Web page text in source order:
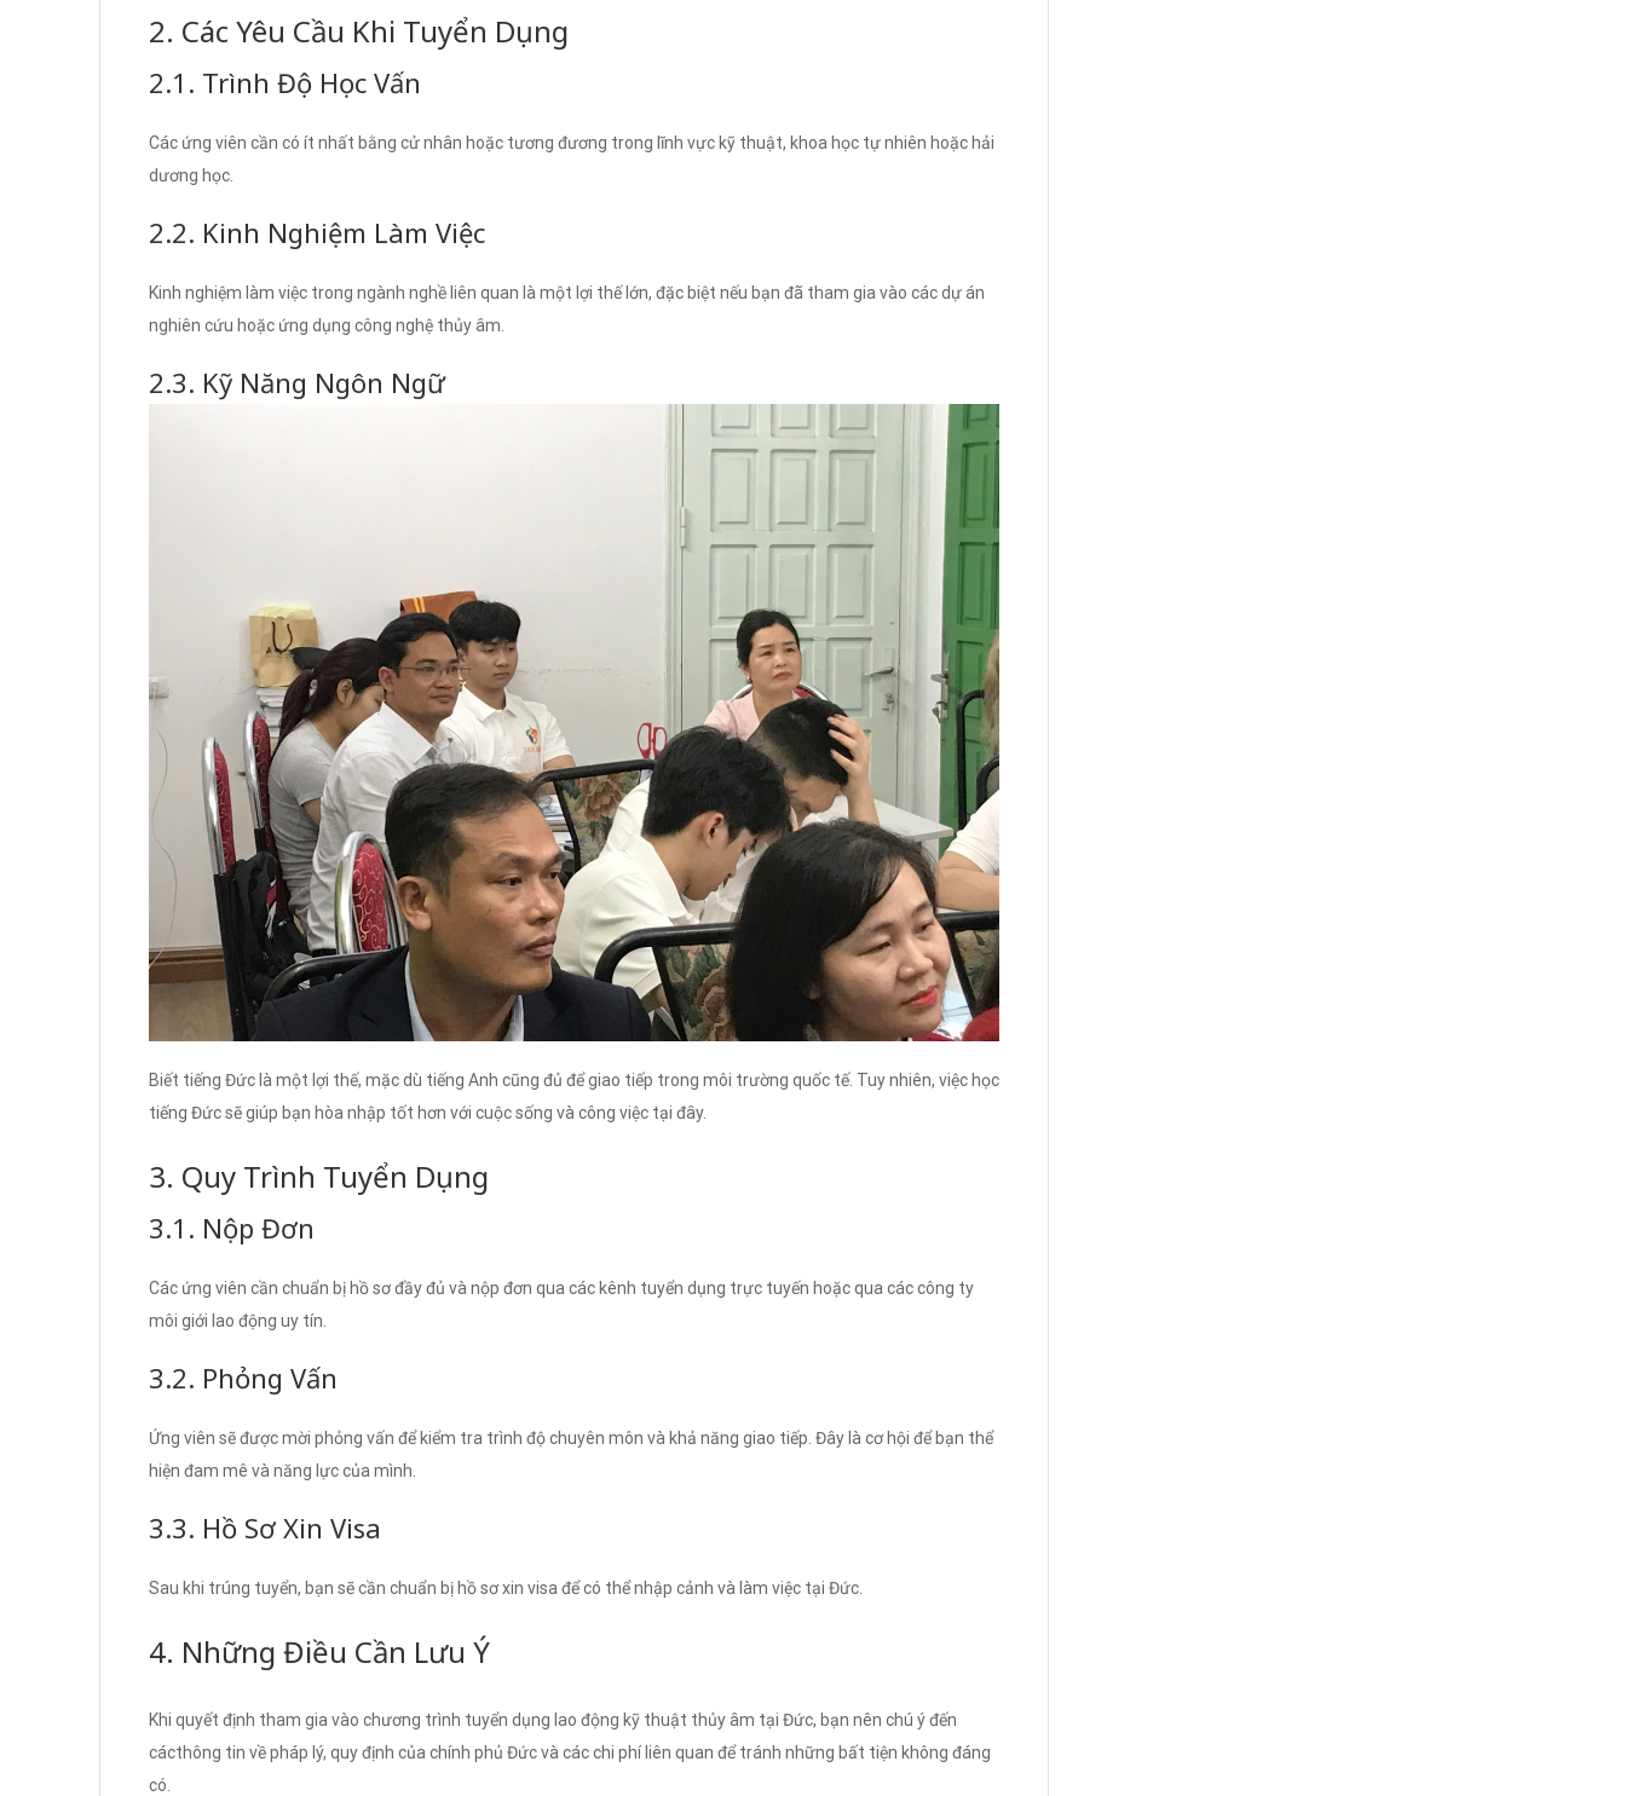
2. Các Yêu Cầu Khi Tuyển Dụng
2.1. Trình Độ Học Vấn
Các ứng viên cần có ít nhất bằng cử nhân hoặc tương đương trong lĩnh vực kỹ thuật, khoa học tự nhiên hoặc hải
dương học.
2.2. Kinh Nghiệm Làm Việc
Kinh nghiệm làm việc trong ngành nghề liên quan là một lợi thế lớn, đặc biệt nếu bạn đã tham gia vào các dự án
nghiên cứu hoặc ứng dụng công nghệ thủy âm.
2.3. Kỹ Năng Ngôn Ngữ
Biết tiếng Đức là một lợi thế, mặc dù tiếng Anh cũng đủ để giao tiếp trong môi trường quốc tế. Tuy nhiên, việc học
tiếng Đức sẽ giúp bạn hòa nhập tốt hơn với cuộc sống và công việc tại đây.
3. Quy Trình Tuyển Dụng
3.1. Nộp Đơn
Các ứng viên cần chuẩn bị hồ sơ đầy đủ và nộp đơn qua các kênh tuyển dụng trực tuyến hoặc qua các công ty
môi giới lao động uy tín.
3.2. Phỏng Vấn
Ứng viên sẽ được mời phỏng vấn để kiểm tra trình độ chuyên môn và khả năng giao tiếp. Đây là cơ hội để bạn thể
hiện đam mê và năng lực của mình.
3.3. Hồ Sơ Xin Visa
Sau khi trúng tuyển, bạn sẽ cần chuẩn bị hồ sơ xin visa để có thể nhập cảnh và làm việc tại Đức.
4. Những Điều Cần Lưu Ý
Khi quyết định tham gia vào chương trình tuyển dụng lao động kỹ thuật thủy âm tại Đức, bạn nên chú ý đến
cácthông tin về pháp lý, quy định của chính phủ Đức và các chi phí liên quan để tránh những bất tiện không đáng
có.